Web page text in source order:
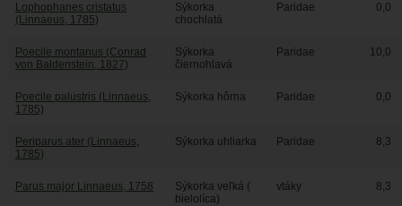
Lophophanes cristatus
(Linnaeus, 1785)
Sýkorka
chochlatá
Paridae 0,0
Poecile montanus (Conrad
von Baldenstein, 1827)
Sýkorka
čiernohlavá
Paridae 10,0
Poecile palustris (Linnaeus,
1785)
Sýkorka hôrna Paridae 0,0
Periparus ater (Linnaeus,
1785)
Sýkorka uhliarka Paridae 8,3
Parus major Linnaeus, 1758
Sýkorka veľká (
bielolíca)
vtáky 8,3